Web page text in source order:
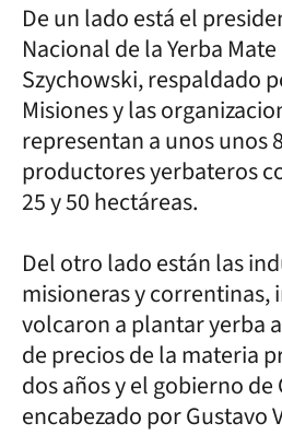
De un lado está el
Nacional de la Yerba
Szychowski, respaldado
Misiones y las
representan a unos unos
productores yerbateros
25 y 50 hectáreas.
Del otro lado están las
misioneras y correntinas,
volcaron a plantar yerba
de precios de la materia
dos años y el gobierno
encabezado por Gustavo